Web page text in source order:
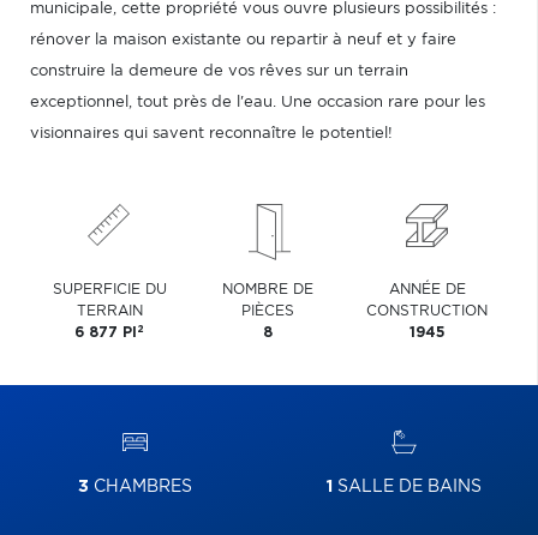
municipale, cette propriété vous ouvre plusieurs possibilités :
rénover la maison existante ou repartir à neuf et y faire
construire la demeure de vos rêves sur un terrain
exceptionnel, tout près de l'eau. Une occasion rare pour les
visionnaires qui savent reconnaître le potentiel!
SUPERFICIE DU
TERRAIN
6 877 PI 2
NOMBRE DE
PIÈCES
8
ANNÉE DE
CONSTRUCTION
1945
3 CHAMBRES 1 SALLE DE BAINS